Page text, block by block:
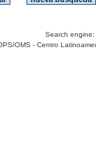
Search engine:
OMS - Centro